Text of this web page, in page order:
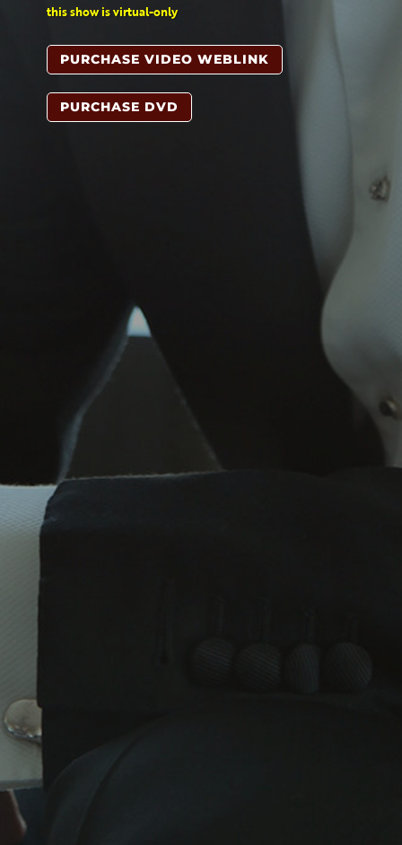
this show is virtual-only
PURCHASE VIDEO WEBLINK
PURCHASE DVD